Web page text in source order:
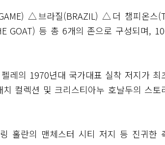
△브라질(BRAZIL) △더 챔피온스
GOAT) 등 총 6개의 존으로 구성되며,
레의 1970년대 국가대표 실착 저지가 최
컬렉션 및 크리스티아누 호날두의 스토
홀란의 맨체스터 시티 저지 등 진귀한